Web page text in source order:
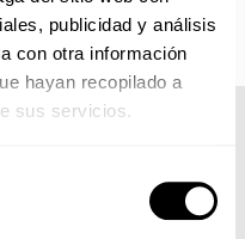
publicidad y análisis
con otra información
hayan recopilado a
sus servicios.